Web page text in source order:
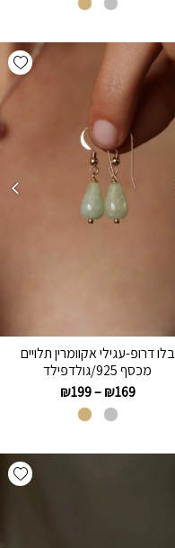
בלו דרופ-עגילי אקוומרין תלויים
מכסף 925/גולדפילד
₪169
–
₪199